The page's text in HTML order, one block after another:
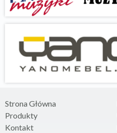
Strona Główna
Produkty
Kontakt